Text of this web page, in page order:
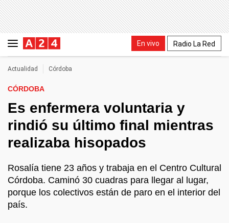
En vivo Radio La Red
Actualidad Córdoba
CÓRDOBA
Es enfermera voluntaria y
rindió su último final mientras
realizaba hisopados
Rosalía tiene 23 años y trabaja en el Centro Cultural
Córdoba. Caminó 30 cuadras para llegar al lugar,
porque los colectivos están de paro en el interior del
país.